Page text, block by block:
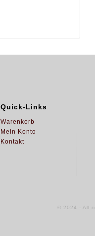
Quick-Links
Warenkorb
Mein Konto
Kontakt
© 2024 - All